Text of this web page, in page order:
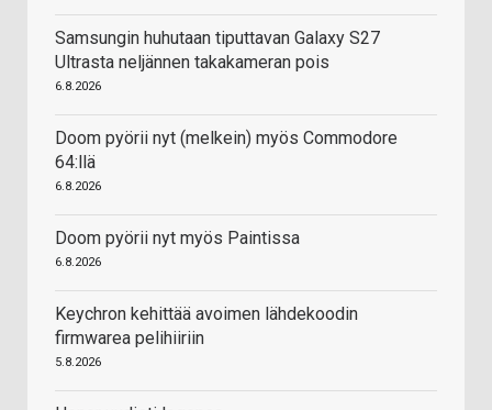
Samsungin huhutaan tiputtavan Galaxy S27
Ultrasta neljännen takakameran pois
6.8.2026
Doom pyörii nyt (melkein) myös Commodore
64:llä
6.8.2026
Doom pyörii nyt myös Paintissa
6.8.2026
Keychron kehittää avoimen lähdekoodin
firmwarea pelihiiriin
5.8.2026